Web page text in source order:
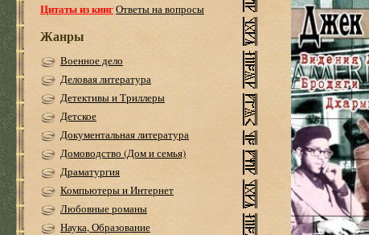
Цитаты из книгОтветы на вопросы
Жанры
Военное дело
Деловая литература
Детективы и Триллеры
Детское
Документальная литература
Домоводство (Дом и семья)
Драматургия
Компьютеры и Интернет
Любовные романы
Наука, Образование